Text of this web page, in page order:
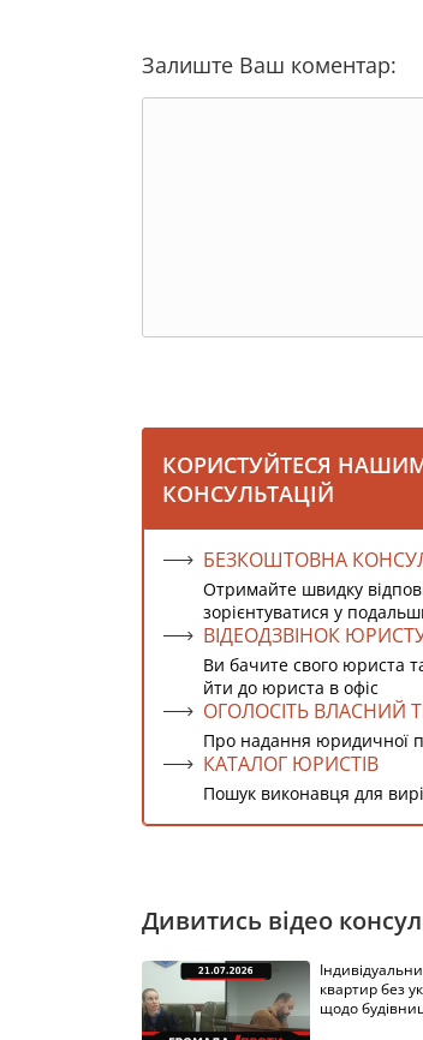
Залиште Ваш коментар:
КОРИСТУЙТЕСЯ
КОНСУЛЬТАЦІЙ
БЕЗКОШТОВНА
Отримайте швидку
зорієнтуватися у
ВІДЕОДЗВІНОК
Ви бачите свого юриста
йти до юриста в офіс
ОГОЛОСІТЬ ВЛАСНИЙ
Про надання юридичної
КАТАЛОГ ЮРИСТІВ
Пошук виконавця для
Дивитись відео
квартир без
щодо